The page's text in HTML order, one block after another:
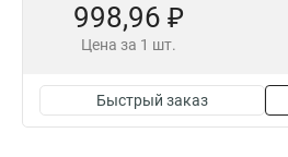
998,96 ₽
Цена за 1 шт.
Быстрый заказ